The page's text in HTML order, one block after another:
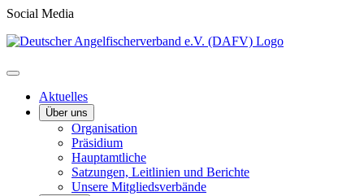
Social Media
Aktuelles
Über uns
Organisation
Präsidium
Hauptamtliche
Satzungen, Leitlinien und Berichte
Unsere Mitgliedsverbände